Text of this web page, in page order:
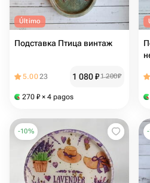
Último
Подставка Птица винтаж
5.0023 1 080₽1 200₽
270 ₽ × 4 pagos
-10% -